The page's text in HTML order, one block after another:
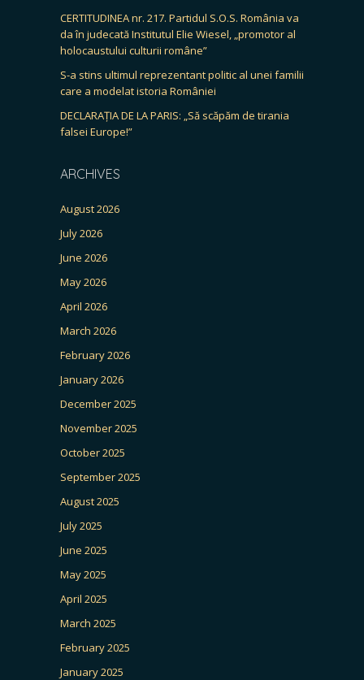
CERTITUDINEA nr. 217. Partidul S.O.S. România va
da în judecată Institutul Elie Wiesel, „promotor al
holocaustului culturii române”
S-a stins ultimul reprezentant politic al unei familii
care a modelat istoria României
DECLARAȚIA DE LA PARIS: „Să scăpăm de tirania
falsei Europe!”
ARCHIVES
August 2026
July 2026
June 2026
May 2026
April 2026
March 2026
February 2026
January 2026
December 2025
November 2025
October 2025
September 2025
August 2025
July 2025
June 2025
May 2025
April 2025
March 2025
February 2025
January 2025